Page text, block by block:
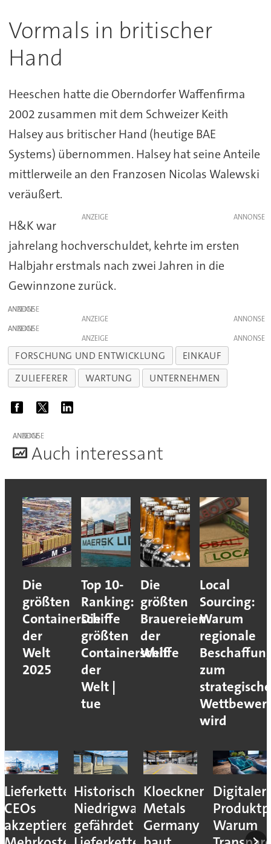
Vormals in britischer
Hand
Heeschen hatte die Oberndorfer Waffenfirma
2002 zusammen mit dem Schweizer Keith
Halsey aus britischer Hand (heutige BAE
Systems) übernommen. Halsey hat seine Anteile
mittlerweile an den Franzosen Nicolas Walewski
veräußert.
ANZEIGE
H&K war
jahrelang hochverschuldet, kehrte im ersten
Halbjahr erstmals nach zwei Jahren in die
Gewinnzone zurück.
ANZEIGE
ANZEIGE
ANZEIGE
ANZEIGE
FORSCHUNG UND ENTWICKLUNG
EINKAUF
ZULIEFERER
WARTUNG UNTERNEHMEN
ANZEIGE
Auch interessant
Die
größten
Containerschiffe
der
Welt
2025
Top 10-
Ranking:
Die
größten
Containerschiffe
der
Welt |
tue
Die
größten
Brauereien
der
Welt
Local
Sourcing:
Warum
regionale
zum
wird
Lieferkettenresilienz:
CEOs
akzeptieren
Historisches
Niedrigwasser
gefährdet
Kloeckner
Metals
Germany
Digitaler
Warum